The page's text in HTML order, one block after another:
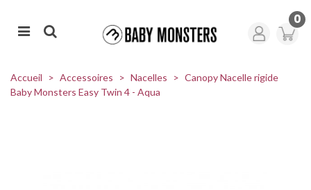
0
Accueil > Accessoires > Nacelles > Canopy Nacelle rigide
Baby Monsters Easy Twin 4 - Aqua